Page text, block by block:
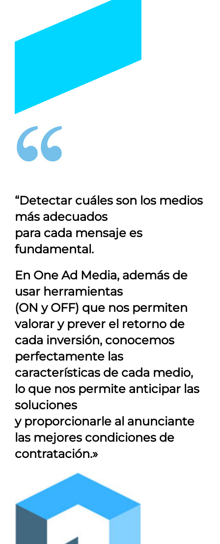
“Detectar cuáles son los medios
más adecuados
para cada mensaje es
fundamental.
En One Ad Media, además de
usar herramientas
(ON y OFF) que nos permiten
valorar y prever el retorno de
cada inversión, conocemos
perfectamente las
características de cada medio,
lo que nos permite anticipar las
soluciones
y proporcionarle al anunciante
las mejores condiciones de
contratación.»